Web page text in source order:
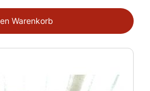
Warenkorb